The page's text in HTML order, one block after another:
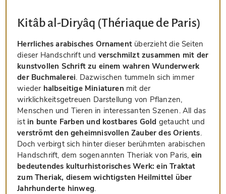
Kitâb al-Diryâq (Thériaque de Paris)
Herrliches arabisches Ornament überzieht die Seiten
dieser Handschrift und verschmilzt zusammen mit der
kunstvollen Schrift zu einem wahren Wunderwerk
der Buchmalerei. Dazwischen tummeln sich immer
wieder halbseitige Miniaturen mit der
wirklichkeitsgetreuen Darstellung von Pflanzen,
Menschen und Tieren in interessanten Szenen. All das
istin bunte Farben und kostbares Gold getaucht und
verströmt den geheimnisvollen Zauber des Orients.
Doch verbirgt sich hinter dieser berühmten arabischen
Handschrift, dem sogenannten Theriak von Paris, ein
bedeutendes kulturhistorisches Werk: ein Traktat
zum Theriak, diesem wichtigsten Heilmittel über
Jahrhunderte hinweg.